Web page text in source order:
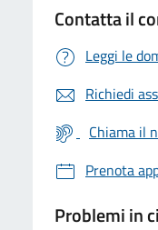
Contatta il
Leggi le
Richiedi
Chiama il
Prenota
Problemi in